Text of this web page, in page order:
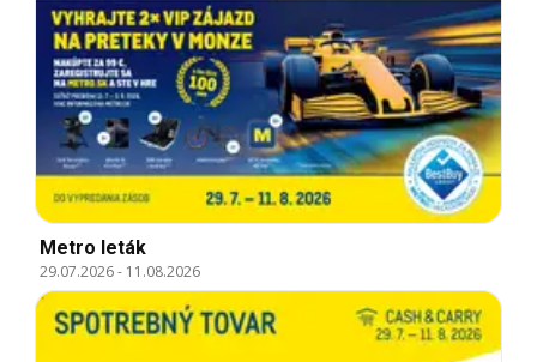
Metro leták
29.07.2026- 11.08.2026